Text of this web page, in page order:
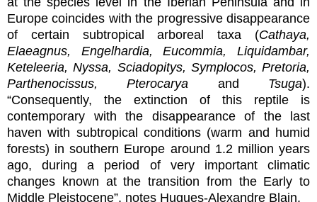
Europe coincides with the progressive disappearance
of certain subtropical arboreal taxa (Cathaya,
Elaeagnus, Engelhardia, Eucommia, Liquidambar,
Keteleeria, Nyssa, Sciadopitys, Symplocos, Pretoria,
Parthenocissus, Pterocarya and Tsuga).
“Consequently, the extinction of this reptile is
contemporary with the disappearance of the last
haven with subtropical conditions (warm and humid
forests) in southern Europe around 1.2 million years
ago, during a period of very important climatic
changes known at the transition from the Early to
Middle Pleistocene”, notes Hugues-Alexandre Blain.